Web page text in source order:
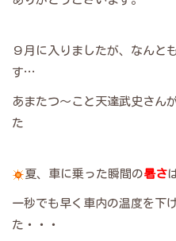
９月に入りましたが、なんと
す…
あまたつ～こと天達武史さん
た
夏、車に乗った瞬間の暑さ
一秒でも早く車内の温度を下
た・・・